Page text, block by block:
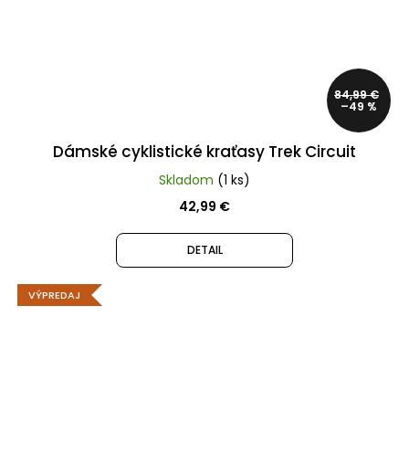
84,99 €
–49 %
Dámské cyklistické kraťasy Trek Circuit
Skladom (1 ks)
42,99 €
DETAIL
VÝPREDAJ